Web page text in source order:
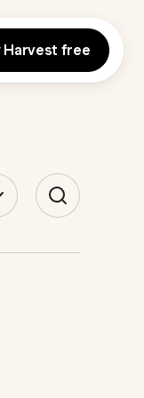
Harvest free